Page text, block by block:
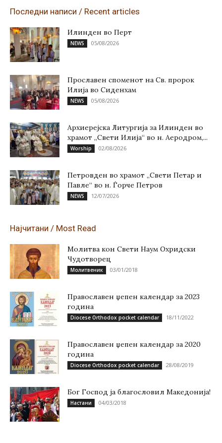
Последни написи / Recent articles
Илинден во Перт
NEWS 05/08/2026
Прославен споменот на Св. пророк
Илија во Сиденхам
NEWS 05/08/2026
Архиерејска Литургија за Илинден во
храмот „Свети Илија“ во н. Аеродром,...
Worship 02/08/2026
Петровден во храмот „Свети Петар и
Павле“ во н. Ѓорче Петров
NEWS 12/07/2026
Најчитани / Most Read
Молитва кон Свети Наум Охридски
Чудотворец
Молитвеник 03/01/2018
Православен џепен календар за 2023
година
Diocese Orthodox pocket calendar 18/11/2022
Православен џепен календар за 2020
година
Diocese Orthodox pocket calendar 28/08/2019
Бог Господ ја благословил Македонија!
Настани 04/03/2018